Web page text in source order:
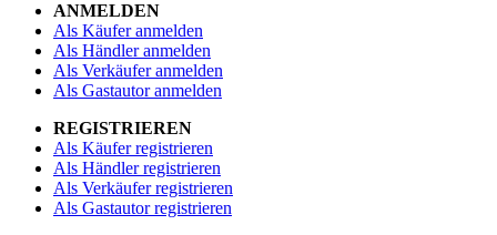
ANMELDEN
Als Käufer anmelden
Als Händler anmelden
Als Verkäufer anmelden
Als Gastautor anmelden
REGISTRIEREN
Als Käufer registrieren
Als Händler registrieren
Als Verkäufer registrieren
Als Gastautor registrieren